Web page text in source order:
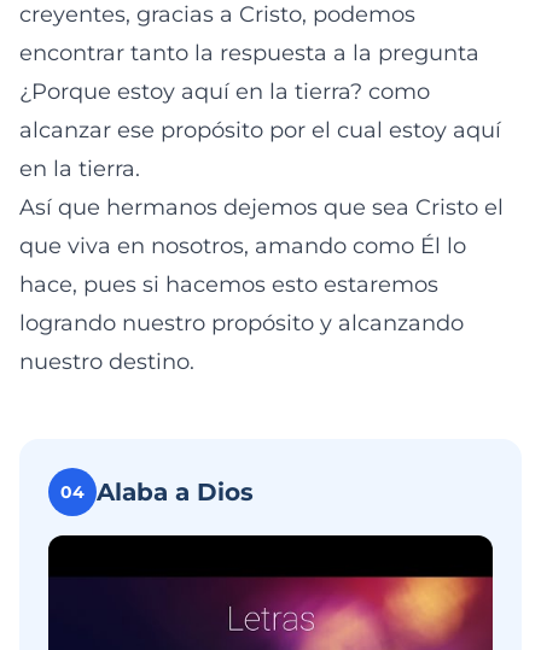
creyentes, gracias a Cristo, podemos
encontrar tanto la respuesta a la pregunta
¿Porque estoy aquí en la tierra? como
alcanzar ese propósito por el cual estoy aquí
en la tierra.
Así que hermanos dejemos que sea Cristo el
que viva en nosotros, amando como Él lo
hace, pues si hacemos esto estaremos
logrando nuestro propósito y alcanzando
nuestro destino.
04 Alaba a Dios